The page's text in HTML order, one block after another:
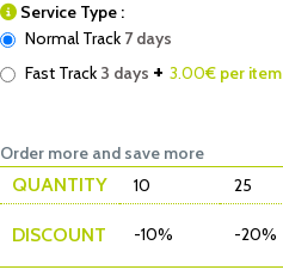
Service Type :
Normal Track 7 days
Fast Track 3 days + 3.00€ per item
Order more and save more
QUANTITY 10 25
DISCOUNT -10% -20%